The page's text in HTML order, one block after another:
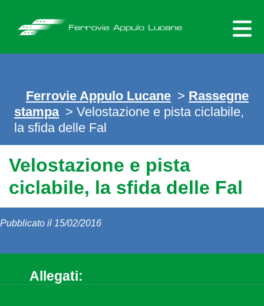
content
Ferrovie Appulo Lucane > Rassegne
stampa > Velostazione e pista ciclabile,
la sfida delle Fal
Velostazione e pista
ciclabile, la sfida delle Fal
Pubblicato il 15/02/2016
Allegati: